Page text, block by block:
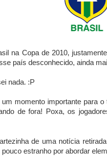
na Copa de 2010,
país desconhecido, ainda
nada. :P
momento importante para
de fora! Poxa, os
de uma notícia
estranho por abordar